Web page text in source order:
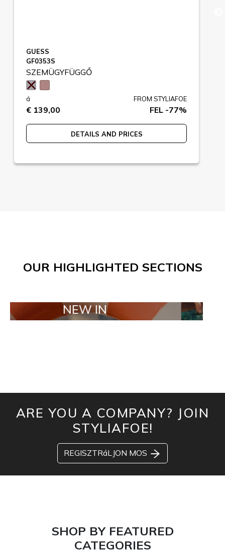
GUESS
GF0353S
SZEMÜGYFÜGGŐ
á
€ 139,00
FROM STYLIAFOE
FEL -77%
DETAILS AND PRICES
OUR HIGHLIGHTED SECTIONS
NEW IN TAILOR
ARE YOU A COMPANY? JOIN
STYLIAFOE!
REGISZTRáLJON MOS
SHOP BY FEATURED
CATEGORIES